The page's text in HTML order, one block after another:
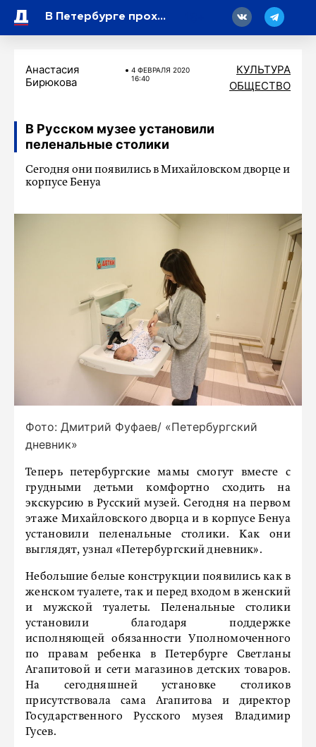
В Петербурге проходят торжественно-траурные мероприятия в честь Дня окончания Ленинградской битвы
Анастасия
Бирюкова
4 ФЕВРАЛЯ 2020
16:40
КУЛЬТУРА
ОБЩЕСТВО
В Русском музее установили
пеленальные столики
Сегодня они появились в Михайловском дворце и
корпусе Бенуа
Фото: Дмитрий Фуфаев/ «Петербургский
дневник»
Теперь петербургские мамы смогут вместе с
грудными детьми комфортно сходить на
экскурсию в Русский музей. Сегодня на первом
этаже Михайловского дворца и в корпусе Бенуа
установили пеленальные столики. Как они
выглядят, узнал «Петербургский дневник».
Небольшие белые конструкции появились как в
женском туалете, так и перед входом в женский
и мужской туалеты. Пеленальные столики
установили благодаря поддержке
исполняющей обязанности Уполномоченного
по правам ребенка в Петербурге Светланы
Агапитовой и сети магазинов детских товаров.
На сегодняшней установке столиков
присутствовала сама Агапитова и директор
Государственного Русского музея Владимир
Гусев.